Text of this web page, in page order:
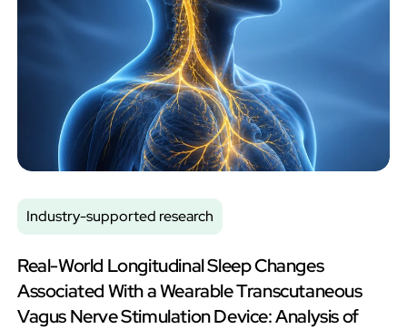
Industry-supported research
Real-World Longitudinal Sleep Changes
Associated With a Wearable Transcutaneous
Vagus Nerve Stimulation Device: Analysis of